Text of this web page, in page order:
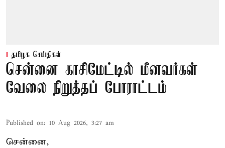
தமிழக செய்திகள்
சென்னை காசிமேட்டில் மீனவர்கள்
வேலை நிறுத்தப் போராட்டம்
Published on: 10 Aug 2026, 3:27 am
சென்னை,